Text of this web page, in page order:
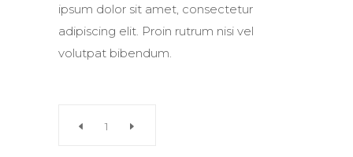
ipsum dolor sit amet, consectetur
adipiscing elit. Proin rutrum nisi vel
volutpat bibendum.
360°